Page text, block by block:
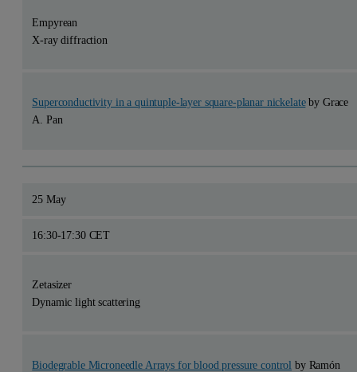
Empyrean
X-ray diffraction
Superconductivity in a quintuple-layer square-planar nickelateby Grace
A. Pan
25 May
16:30-17:30 CET
Zetasizer
Dynamic light scattering
Biodegrable Microneedle Arrays for blood pressure control by Ramón